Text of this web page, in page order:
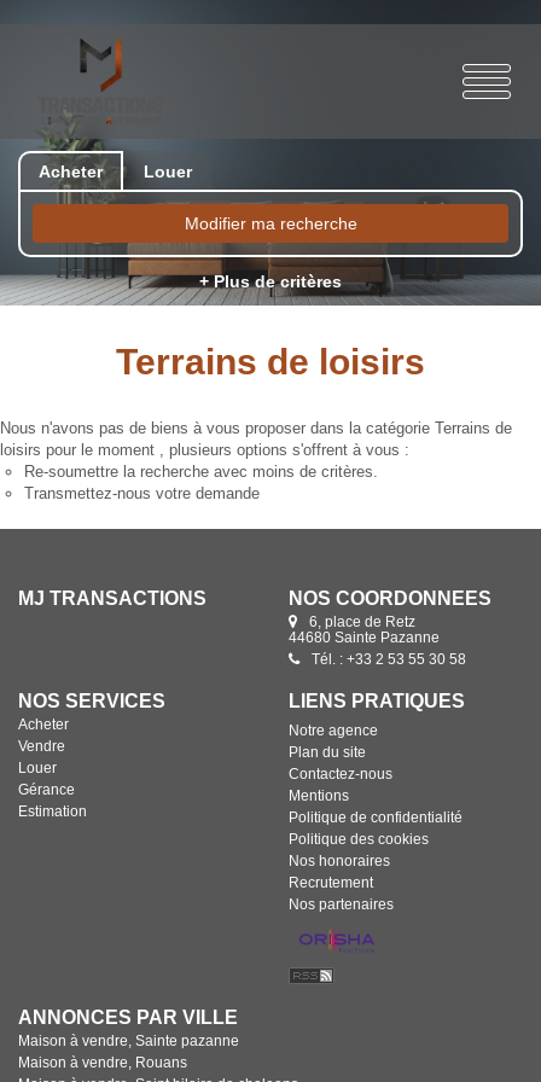
Acheter Louer
Modifier ma recherche
+ Plus de critères
Terrains de loisirs
Nous n'avons pas de biens à vous proposer dans la catégorie Terrains de
loisirs pour le moment , plusieurs options s'offrent à vous :
Re-soumettre la recherche avec moins de critères.
Transmettez-nous votre demande
MJ TRANSACTIONS NOS COORDONNÉES
6, place de Retz
44680 Sainte Pazanne
Tél. : +33 2 53 55 30 58
NOS SERVICES
Acheter
Vendre
Louer
Gérance
Estimation
LIENS PRATIQUES
Notre agence
Plan du site
Contactez-nous
Mentions
Politique de confidentialité
Politique des cookies
Nos honoraires
Recrutement
Nos partenaires
ANNONCES PAR VILLE
Maison à vendre, Sainte pazanne
Maison à vendre, Rouans